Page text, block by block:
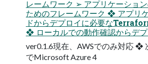
レームワーク ➢ アプリケーショ
ためのフレームワーク ❖ アプリ
ドからデプロイに必要な
❖ ローカルでの動作確認からデ
ver0.1.6現在、AWSでのみ対応 ❖
でMicrosoft Azure 4